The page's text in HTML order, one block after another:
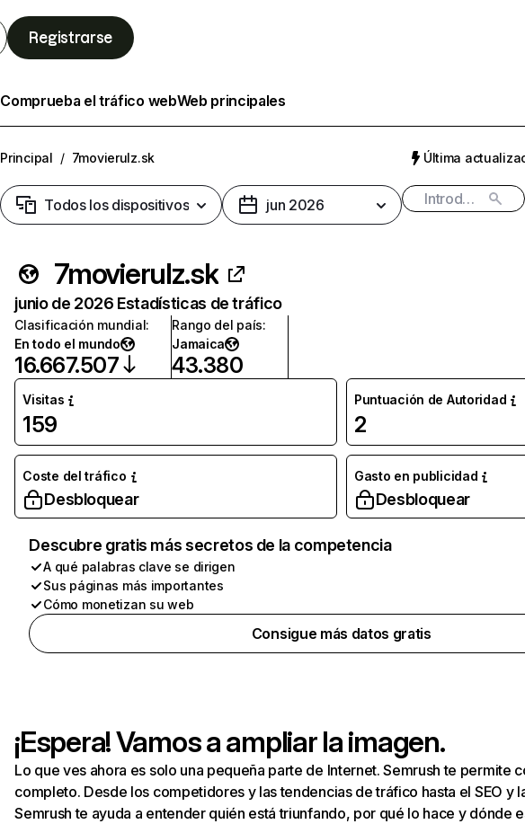
Registrarse
Comprueba el tráfico webWeb principales
Principal / 7movierulz.sk Última
Todos los dispositivos jun 2026
7movierulz.sk
junio de 2026 Estadísticas de tráfico
Clasificación mundial:
En todo el mundo
16.667.507
Rango del país:
Jamaica
43.380
Visitas
159
Puntuación de Autoridad
2
Coste del tráfico
Desbloquear
Gasto en publicidad
Desbloquear
Descubre gratis más secretos de la competencia
A qué palabras clave se dirigen
Sus páginas más importantes
Cómo monetizan su web
Consigue más datos gratis
¡Espera! Vamos a ampliar la imagen.
Lo que ves ahora es solo una pequeña parte de Internet. Semrush te permite
completo. Desde los competidores y las tendencias de tráfico hasta el SEO y
Semrush te ayuda a entender quién está triunfando, por qué lo hace y dónde